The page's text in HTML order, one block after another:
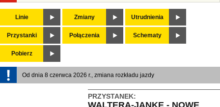
Linie Zmiany Utrudnienia
Przystanki Połączenia Schematy
Pobierz
Od dnia 8 czerwca 2026 r., zmiana rozkładu jazdy
PRZYSTANEK: